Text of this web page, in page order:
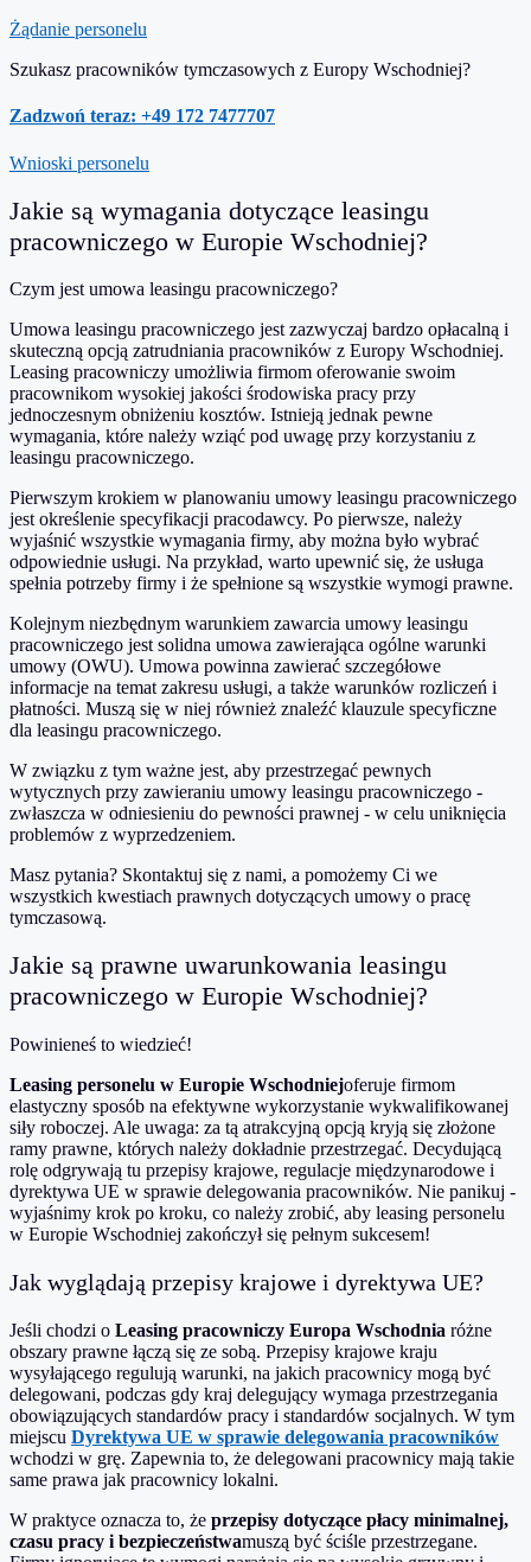
Żądanie personelu
Szukasz pracowników tymczasowych z Europy Wschodniej?
Zadzwoń teraz: +49 172 7477707
Wnioski personelu
Jakie są wymagania dotyczące leasingu
pracowniczego w Europie Wschodniej?
Czym jest umowa leasingu pracowniczego?
Umowa leasingu pracowniczego jest zazwyczaj bardzo opłacalną i
skuteczną opcją zatrudniania pracowników z Europy Wschodniej.
Leasing pracowniczy umożliwia firmom oferowanie swoim
pracownikom wysokiej jakości środowiska pracy przy
jednoczesnym obniżeniu kosztów. Istnieją jednak pewne
wymagania, które należy wziąć pod uwagę przy korzystaniu z
leasingu pracowniczego.
Pierwszym krokiem w planowaniu umowy leasingu pracowniczego
jest określenie specyfikacji pracodawcy. Po pierwsze, należy
wyjaśnić wszystkie wymagania firmy, aby można było wybrać
odpowiednie usługi. Na przykład, warto upewnić się, że usługa
spełnia potrzeby firmy i że spełnione są wszystkie wymogi prawne.
Kolejnym niezbędnym warunkiem zawarcia umowy leasingu
pracowniczego jest solidna umowa zawierająca ogólne warunki
umowy (OWU). Umowa powinna zawierać szczegółowe
informacje na temat zakresu usługi, a także warunków rozliczeń i
płatności. Muszą się w niej również znaleźć klauzule specyficzne
dla leasingu pracowniczego.
W związku z tym ważne jest, aby przestrzegać pewnych
wytycznych przy zawieraniu umowy leasingu pracowniczego -
zwłaszcza w odniesieniu do pewności prawnej - w celu uniknięcia
problemów z wyprzedzeniem.
Masz pytania? Skontaktuj się z nami, a pomożemy Ci we
wszystkich kwestiach prawnych dotyczących umowy o pracę
tymczasową.
Jakie są prawne uwarunkowania leasingu
pracowniczego w Europie Wschodniej?
Powinieneś to wiedzieć!
Leasing personelu w Europie Wschodniejoferuje firmom
elastyczny sposób na efektywne wykorzystanie wykwalifikowanej
siły roboczej. Ale uwaga: za tą atrakcyjną opcją kryją się złożone
ramy prawne, których należy dokładnie przestrzegać. Decydującą
rolę odgrywają tu przepisy krajowe, regulacje międzynarodowe i
dyrektywa UE w sprawie delegowania pracowników. Nie panikuj -
wyjaśnimy krok po kroku, co należy zrobić, aby leasing personelu
w Europie Wschodniej zakończył się pełnym sukcesem!
Jak wyglądają przepisy krajowe i dyrektywa UE?
Jeśli chodzi o Leasing pracowniczy Europa Wschodnia różne
obszary prawne łączą się ze sobą. Przepisy krajowe kraju
wysyłającego regulują warunki, na jakich pracownicy mogą być
delegowani, podczas gdy kraj delegujący wymaga przestrzegania
obowiązujących standardów pracy i standardów socjalnych. W tym
miejscu Dyrektywa UE w sprawie delegowania pracowników
wchodzi w grę. Zapewnia to, że delegowani pracownicy mają takie
same prawa jak pracownicy lokalni.
W praktyce oznacza to, że przepisy dotyczące płacy minimalnej,
czasu pracy i bezpieczeństwamuszą być ściśle przestrzegane.